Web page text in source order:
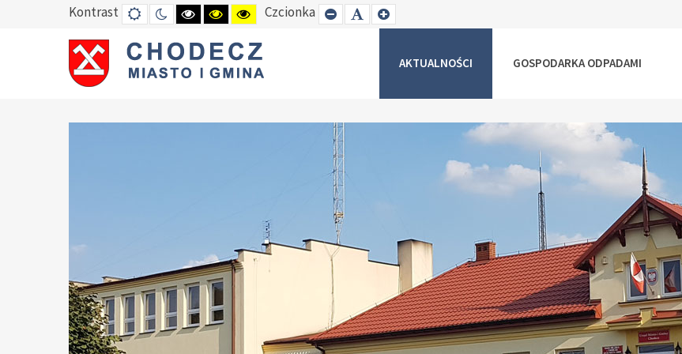
Kontrast DEFAULT
MODE
TRYB
NOCNY
HIGH
CONTRAST
BLACK
WHITE
MODE
HIGH
CONTRAST
BLACK
YELLOW
MODE
HIGH
CONTRAST
YELLOW
BLACK
MODE
Czcionka SET
SMALLER
SET
DEFAULT
SET
LARGER
AKTUALNOŚCI GOSPODARKA ODPADAMI